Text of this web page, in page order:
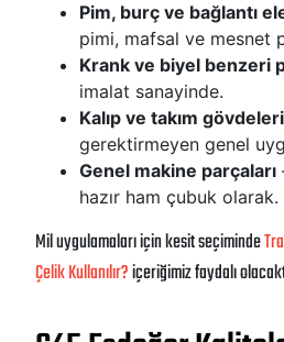
Pim, burç ve bağlantı
pimi, mafsal ve mesnet
Krank ve biyel benzeri
imalat sanayinde.
Kalıp ve takım gövdeleri
gerektirmeyen genel
Genel makine parçaları
hazır ham çubuk olarak.
Mil uygulamaları için kesit seçiminde
Çelik Kullanılır?içeriğimiz faydalı